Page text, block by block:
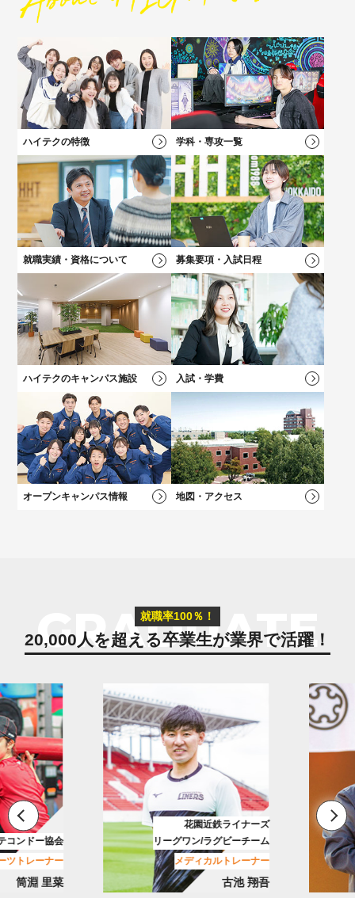
自分の「好き！」が見つかる！
好きなメニューを選べる★オープンキャンパス
募集要項・入試情報 学費について
学科一覧を見る 総合型選抜（AO） 入試
キャリアチェンジをお考えの方にオススメの説明会！
学科一覧を見る 学費について
卒業後も万全！
就職サポート
負担を軽減！
学費サポート
高校2年生向けのイベントや最新情報、進路選びについてはこち
ら！
学科一覧を見る 学費について
新キャンパス完成！
施設・設備
大学？專門？
迷っている方へ
保護者の方向けのご案内、学費説明動画はコチラ
学科一覧を見る 学費について
卒業後も万全！
就職サポート
負担を軽減！
学費サポート
ハイテクの特徴 学科・専攻一覧
就職実績・資格について 募集要項・入試日程
ハイテクのキャンパス施設 入試・学費
オープンキャンパス情報 地図・アクセス
20,000人を超える卒業生が業界で活躍！
就職率100％！
GRADUATE
筒淵 里菜
ツトレーナー
コンドー協会
古池 翔吾
メディカルトレーナー
花園近鉄ライナーズ
リーグワン/ラグビーチーム